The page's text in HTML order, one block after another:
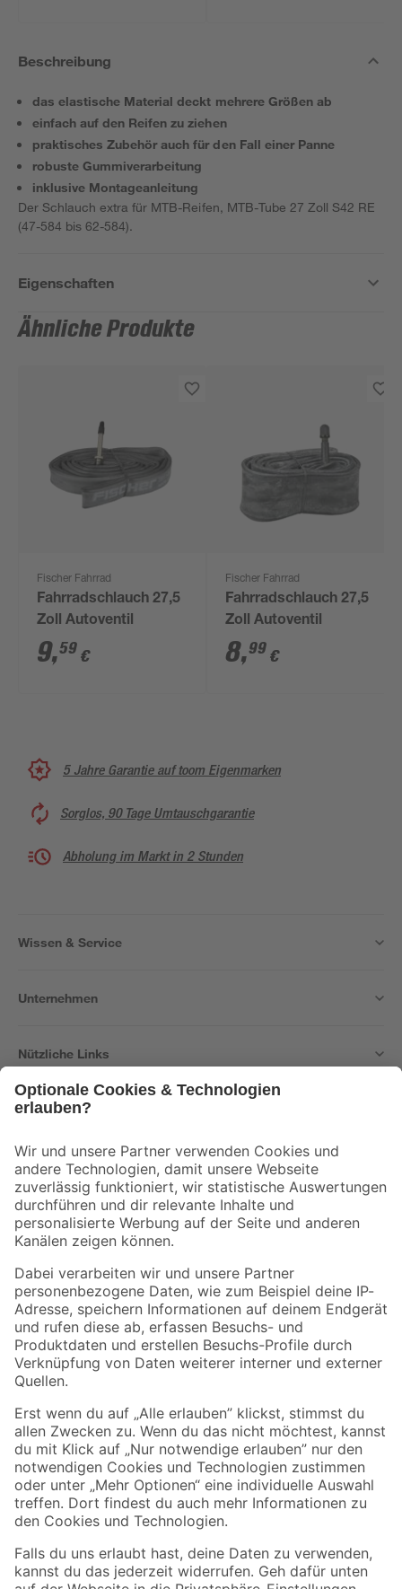
Beschreibung
das elastische Material deckt mehrere Größen ab
einfach auf den Reifen zu ziehen
praktisches Zubehör auch für den Fall einer Panne
robuste Gummiverarbeitung
inklusive Montageanleitung
Der Schlauch extra für MTB-Reifen, MTB-Tube 27 Zoll S42 RE
(47-584 bis 62-584).
Eigenschaften
Ähnliche Produkte
Fischer Fahrrad
Fahrradschlauch 27,5
Zoll Autoventil
9,59 €
Fischer Fahrrad
Fahrradschlauch 27,5
Zoll Autoventil
8,99 €
5 Jahre Garantie auf toom Eigenmarken
Sorglos, 90 Tage Umtauschgarantie
Abholung im Markt in 2 Stunden
Wissen & Service
Unternehmen
Nützliche Links
Der toom Newsletter: Keine Angebote und Aktionen mehr verpassen!
Zur Newsletter Anmeldung
Folge uns
Zahlungsarten Versandarten
Sicher einkaufen
Jetzt die toom-App herunterladen
Alle Preisangaben in EUR inkl. gesetzl. MwSt.. Die dargestellten Angebote sind unter